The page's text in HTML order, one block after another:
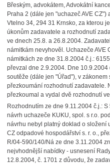
Břeským, advokátem, Advokátní
Praha 2 (dále jen "uchazeč AVE
Vtelno 34, 294 31 Krnsko, za kterou
úkonům zadavatele a rozhodnutí
ve dnech 25.8. a 26.8.2004.
námitkám nevyhověl. Uchazeče AVE
námitkách ze dne 31.8.2004 č.j.:
převzal dne 2.9.2004. Dne
soutěže (dále jen "Úřad"), v
přezkoumání rozhodnutí zadavatele.
přezkoumal a vydal dvě rozhodnutí
Rozhodnutím ze dne 9.11.2004 č.j.:
návrh uchazeče KUKU, spol. s r.o.
návrhu nebyl platný doklad o složení
CZ odpadové hospodářství s. r. o.,
R/04-590/140/Ná ze dne 3.11.2004
nejvhodnější nabídky - usnesení
12.8.2004, č. 1701 z důvodu, že